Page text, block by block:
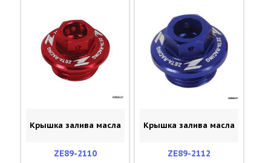
Крышка залива масла
ZE89-2110
Крышка залива масла
ZE89-2112